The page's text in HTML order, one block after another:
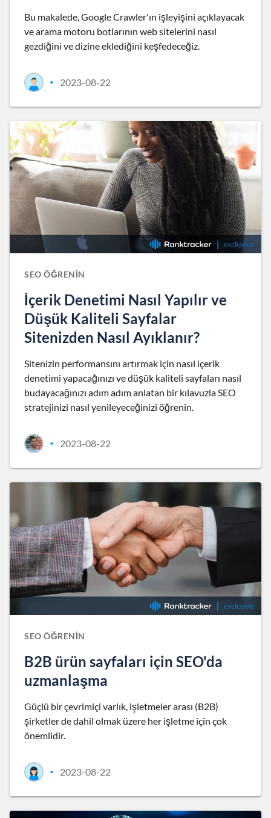
Bu makalede, Google Crawler'ın işleyişini açıklayacak
ve arama motoru botlarının web sitelerini nasıl
gezdiğini ve dizine eklediğini keşfedeceğiz.
• 2023-08-22
SEO ÖĞRENIN
İçerik Denetimi Nasıl Yapılır ve
Düşük Kaliteli Sayfalar
Sitenizden Nasıl Ayıklanır?
Sitenizin performansını artırmak için nasıl içerik
denetimi yapacağınızı ve düşük kaliteli sayfaları nasıl
budayacağınızı adım adım anlatan bir kılavuzla SEO
stratejinizi nasıl yenileyeceğinizi öğrenin.
• 2023-08-22
SEO ÖĞRENIN
B2B ürün sayfaları için SEO'da
uzmanlaşma
Güçlü bir çevrimiçi varlık, işletmeler arası (B2B)
şirketler de dahil olmak üzere her işletme için çok
önemlidir.
• 2023-08-22